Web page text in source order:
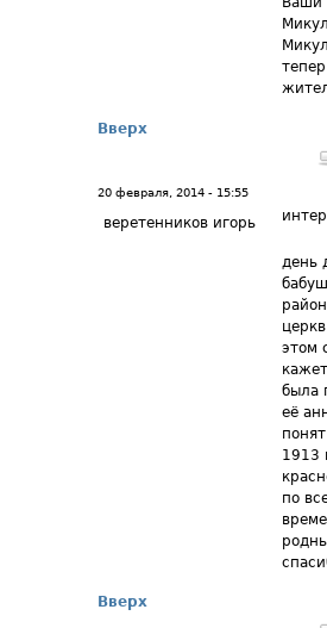
Вверх
20 февраля, 2014 - 15:55
веретенников игорь
день
этом
была
её
1913
по
Вверх